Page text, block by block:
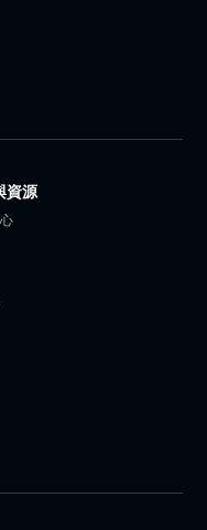
資源